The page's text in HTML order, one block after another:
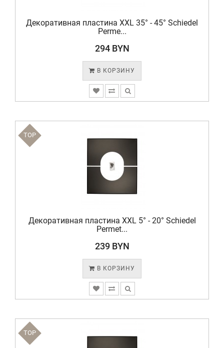
Декоративная пластина XXL 35° - 45° Schiedel
Perme...
294 BYN
В КОРЗИНУ
TOP
Декоративная пластина XXL 5° - 20° Schiedel
Permet...
239 BYN
В КОРЗИНУ
TOP